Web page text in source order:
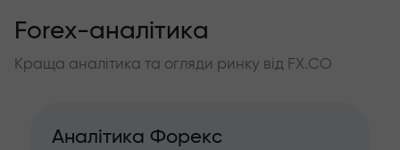
Forex-аналітика
Краща аналітика та огляди ринку від FX.CO
Аналітика Форекс